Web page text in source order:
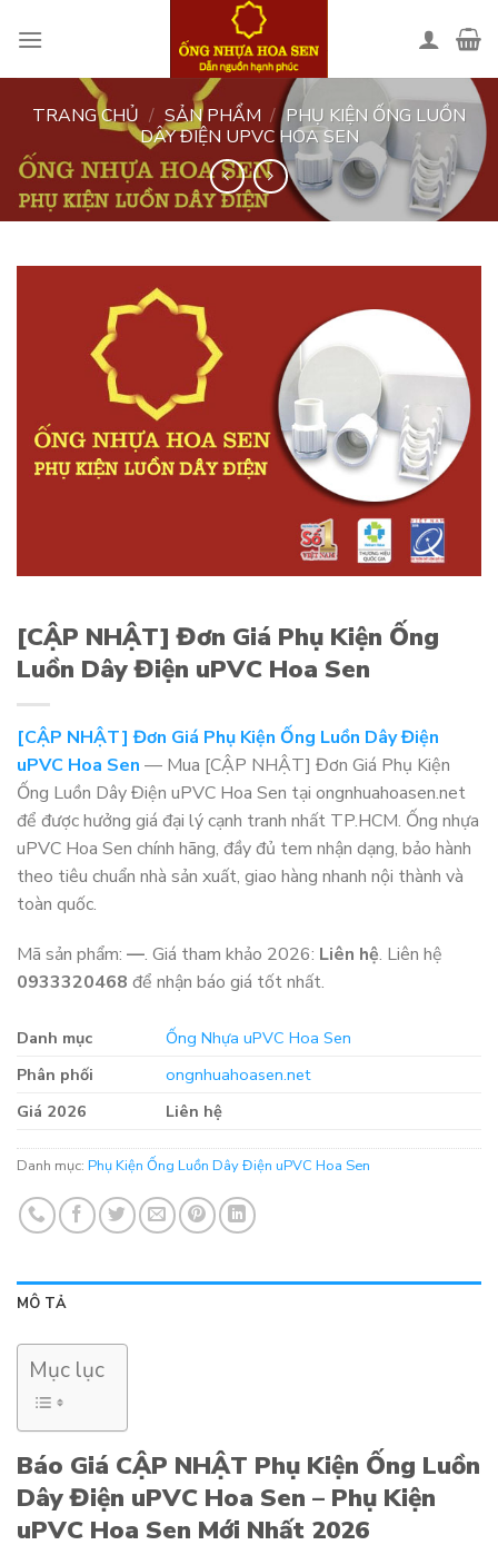
TRANG CHỦ / SẢN PHẨM / PHỤ KIỆN ỐNG LUỒN
DÂY ĐIỆN UPVC HOA SEN
[CẬP NHẬT] Đơn Giá Phụ Kiện Ống
Luồn Dây Điện uPVC Hoa Sen
[CẬP NHẬT] Đơn Giá Phụ Kiện Ống Luồn Dây Điện
uPVC Hoa Sen — Mua [CẬP NHẬT] Đơn Giá Phụ Kiện
Ống Luồn Dây Điện uPVC Hoa Sen tại ongnhuahoasen.net
để được hưởng giá đại lý cạnh tranh nhất TP.HCM. Ống nhựa
uPVC Hoa Sen chính hãng, đầy đủ tem nhận dạng, bảo hành
theo tiêu chuẩn nhà sản xuất, giao hàng nhanh nội thành và
toàn quốc.
Mã sản phẩm: —. Giá tham khảo 2026: Liên hệ. Liên hệ
0933320468 để nhận báo giá tốt nhất.
Danh mục
Ống Nhựa uPVC Hoa Sen
Phân phối
ongnhuahoasen.net
Giá 2026
Liên hệ
Danh mục: Phụ Kiện Ống Luồn Dây Điện uPVC Hoa Sen
MÔ TẢ
Mục lục
Báo Giá CẬP NHẬT Phụ Kiện Ống Luồn
Dây Điện uPVC Hoa Sen – Phụ Kiện
uPVC Hoa Sen Mới Nhất 2026